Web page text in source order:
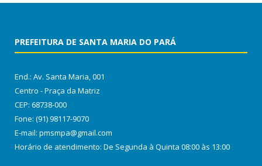
PREFEITURA DE SANTA MARIA DO PARÁ
End.: Av. Santa Maria, 001
Centro - Praça da Matriz
CEP: 68738-000
Fone: (91) 98117-9070
E-mail: pmsmpa@gmail.com
Horário de atendimento: De Segunda à Quinta 08:00 às 13:00